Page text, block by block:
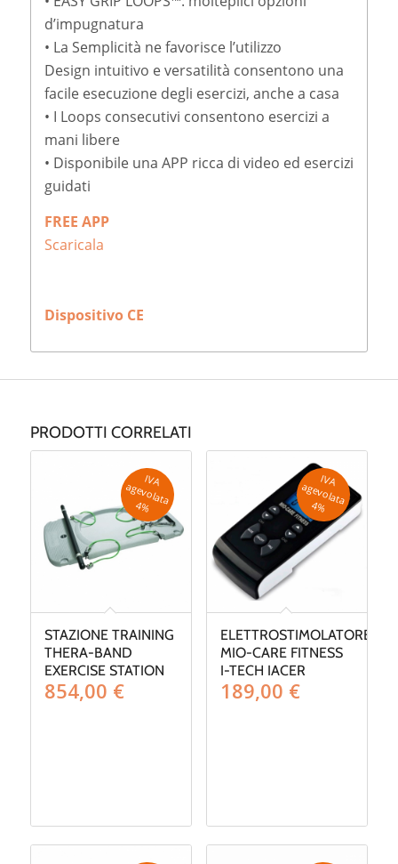
d’impugnatura
• La Semplicità ne favorisce l’utilizzo
Design intuitivo e versatilità consentono una
facile esecuzione degli esercizi, anche a casa
• I Loops consecutivi consentono esercizi a
mani libere
• Disponibile una APP ricca di video ed esercizi
guidati
FREE APP
Scaricala
Dispositivo CE
PRODOTTI CORRELATI
STAZIONE TRAINING
THERA-BAND
EXERCISE STATION
854,00 €
IV
A
a
g
e
v
o
la
ta
4
%
ELETTROSTIMOLATORE
MIO-CARE FITNESS
I-TECH IACER
189,00 €
IV
A
a
g
e
v
o
la
ta
4
%